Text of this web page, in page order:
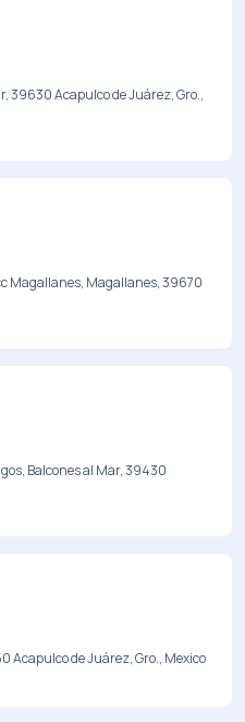
39630 Acapulco de Juárez, Gro.,
Magallanes, Magallanes, 39670
Balcones al Mar, 39430
Acapulco de Juárez, Gro., Mexico